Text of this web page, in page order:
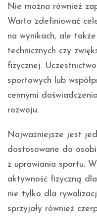
Nie można również
Warto zdefiniować
na wynikach, ale
technicznych czy
fizycznej.
sportowych lub
cennymi
rozwoju.
Najważniejsze jest
dostosowane do
z uprawiania sportu.
aktywność fizyczną
nie tylko dla
sprzyjały również